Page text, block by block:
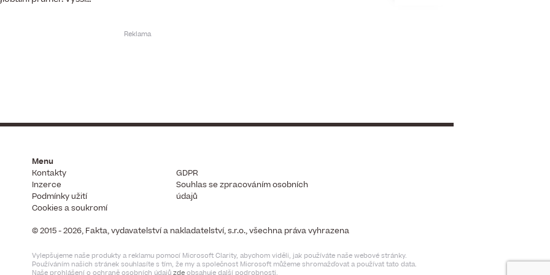
Menu
Kontakty
Inzerce
Podmínky užití
Cookies a soukromí
GDPR
Souhlas se zpracováním osobních
údajů
© 2015 - 2026, Fakta, vydavatelství a nakladatelství, s.r.o., všechna práva vyhrazena
Vylepšujeme naše produkty a reklamu pomocí Microsoft Clarity, abychom viděli, jak používáte naše webové stránky.
Používáním našich stránek souhlasíte s tím, že my a společnost Microsoft můžeme shromažďovat a používat tato data.
Naše prohlášení o ochraně osobních údajůzde obsahuje další podrobnosti.